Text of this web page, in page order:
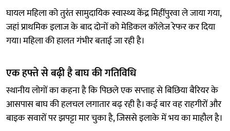
घायल महिला को तुरंत सामुदायिक स्वास्थ्य केंद्र मिहींपुरवा ले जाया गया,
जहां प्राथमिक इलाज के बाद दोनों को मेडिकल कॉलेज रेफर कर दिया
गया। महिला की हालत गंभीर बताई जा रही है।
एक हफ्ते से बढ़ी है बाघ की गतिविधि
स्थानीय लोगों का कहना है कि पिछले एक सप्ताह से बिछिया बैरियर के
आसपास बाघ की हलचल लगातार बढ़ रही है। कई बार वह राहगीरों और
बाइक सवारों पर झपट्टा मार चुका है, जिससे इलाके में भय का माहौल है।